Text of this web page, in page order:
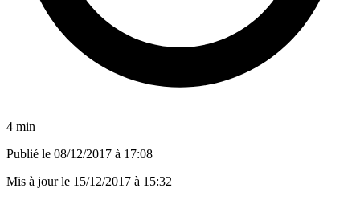
4 min
Publié le 08/12/2017 à 17:08
Mis à jour le 15/12/2017 à 15:32